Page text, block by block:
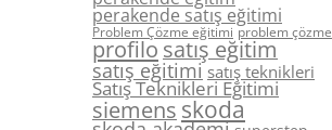
perakende satış eğitimi
Problem Çözme eğitimi problem çözme
profilo satış eğitim
satış eğitimi satış teknikleri
Satış Teknikleri Eğitimi
siemens skoda